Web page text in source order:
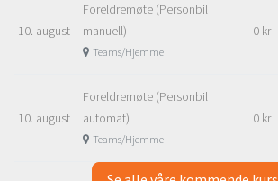
10. august
Foreldremøte (Personbil
manuell)
Teams/Hjemme
0 kr
10. august
Foreldremøte (Personbil
automat)
Teams/Hjemme
0 kr